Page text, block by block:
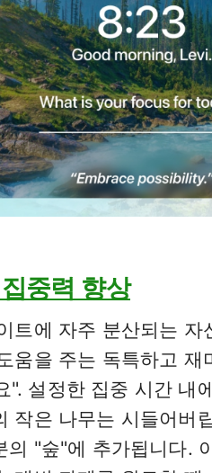
중력 향상
트에 자주 분산되는
움을 주는 독특하고
설정한 집중 시간 내
작은 나무는 시들어버
"숲"에 추가됩니다.